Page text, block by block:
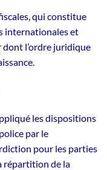
qui constitue
internationales et
dont l’ordre juridique
les dispositions
par le
pour les parties
répartition de la